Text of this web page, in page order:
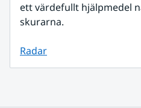
ett värdefullt hjälpmedel
skurarna.
Radar